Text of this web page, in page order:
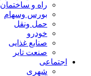
راه و ساختمان
بورس وسهام
حمل ونقل
خودرو
صنایع غذایی
صنعت تایر
اجتماعی
شهری